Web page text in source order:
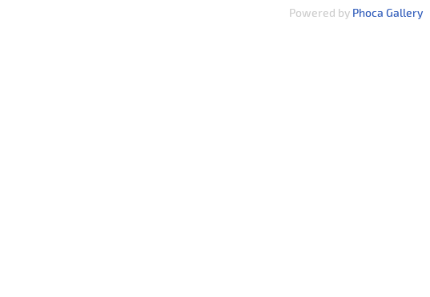
Powered by Phoca Gallery